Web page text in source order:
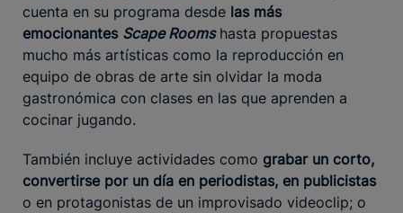
cuenta en su programa desde las más
emocionantes Scape Roomshasta propuestas
mucho más artísticas como la reproducción en
equipo de obras de arte sin olvidar la moda
gastronómica con clases en las que aprenden a
cocinar jugando.
También incluye actividades como grabar un corto,
convertirse por un día en periodistas, en publicistas
o en protagonistas de un improvisado videoclip; o